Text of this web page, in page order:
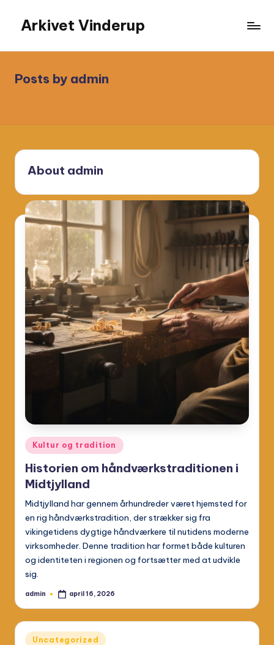
content
Arkivet Vinderup
Posts by admin
About admin
Posted
in
Kultur og tradition
Historien om håndværkstraditionen i
Midtjylland
Midtjylland har gennem århundreder været hjemsted for
en rig håndværkstradition, der strækker sig fra
vikingetidens dygtige håndværkere til nutidens moderne
virksomheder. Denne tradition har formet både kulturen
og identiteten i regionen og fortsætter med at udvikle
sig.
Posted
admin april 16, 2026
Posted
Uncategorized